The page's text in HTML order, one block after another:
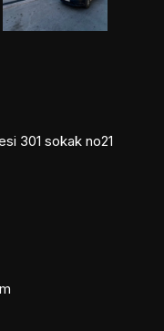
301 sokak no21